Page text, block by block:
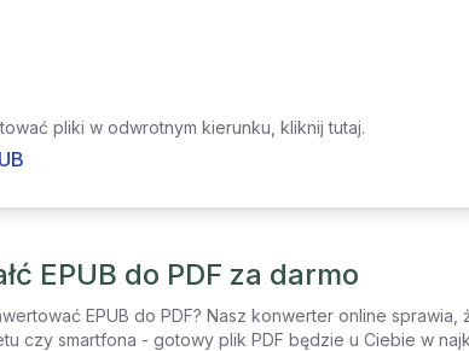
pliki w odwrotnym kierunku, kliknij tutaj.
EPUB do PDF za darmo
EPUB do PDF? Nasz konwerter online
czy smartfona - gotowy plik PDF będzie u Ciebie w